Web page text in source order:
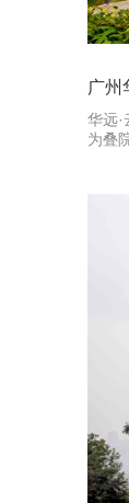
广州
华远
为叠